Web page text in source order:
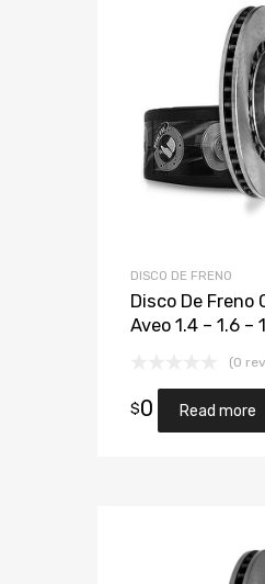
DISCO DE FRENO
Disco De Freno
Aveo 1.4 – 1.6 –
(0
$0 Read more